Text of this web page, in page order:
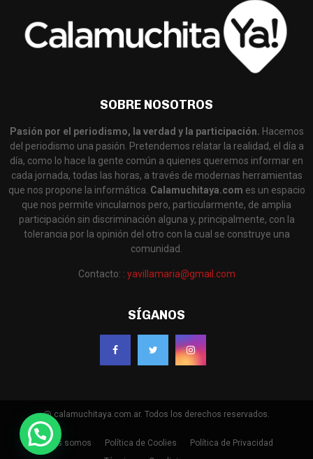
SOBRE NOSOTROS
Pasión por el periodismo, la verdad y la participación. Hacemos
del periodismo una pasión. Pretendemos relatar la realidad, el día a
día, como lo hace la gente común a quienes queremos informar en
cada jornada, todas las horas, a través de modernas herramientas
que nos propone la informática. Calamuchitaya.com es un espacio
que nos permite vincularnos pero, particularmente, de amplia
participación sin discriminación alguna y, principalmente, con la
tolerancia por la opinión del otro con la cual se construye una
comunidad.
Contacto: : yavillamaria@gmail.com
SÍGANOS
@ calamuchitaya.com.ar. Todos los derechos reservados.
Quienes somos Política de Coolies
Política de Privacidad